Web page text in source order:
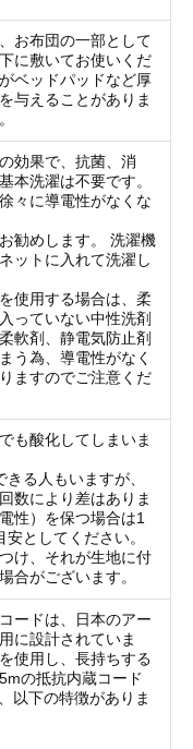
お布団の一部として
に敷いてお使いくだ
ベッドパッドなど厚
与えることがありま
効果で、抗菌、消
本洗濯は不要です。
々に導電性がなくな
勧めします。 洗濯機
ットに入れて洗濯し
使用する場合は、柔
っていない中性洗剤
軟剤、静電気防止剤
う為、導電性がなく
ますのでご注意くだ
も酸化してしまいま
る人もいますが、
数により差はありま
性）を保つ場合は1
としてください。
け、それが生地に付
合がございます。
ードは、日本のアー
に設計されていま
使用し、長持ちする
の抵抗内蔵コード
以下の特徴がありま